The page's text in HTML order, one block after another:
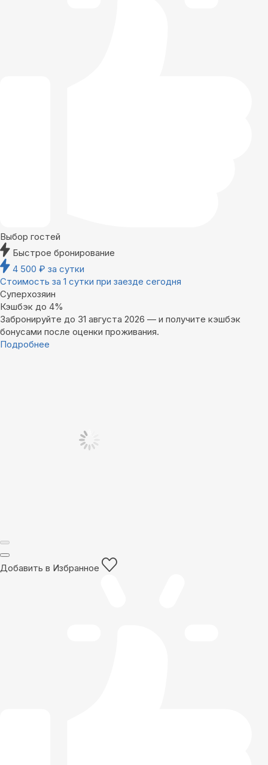
Выбор гостей
Быстрое бронирование
4 500 ₽ за сутки
Стоимость за 1 сутки при заезде сегодня
Суперхозяин
Кэшбэк до 4%
Забронируйте до 31 августа 2026 — и получите кэшбэк
бонусами после оценки проживания.
Подробнее
Добавить в Избранное